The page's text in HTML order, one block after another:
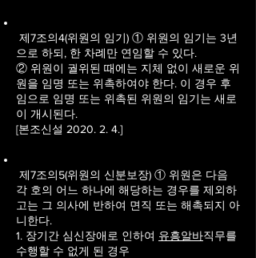
제7조의4(위원의 임기) ① 위원의 임기는 3년
으로 하되, 한 차례만 연임할 수 있다.
② 위원이 궐위된 때에는 지체 없이 새로운 위
원을 임명 또는 위촉하여야 한다. 이 경우 후
임으로 임명 또는 위촉된 위원의 임기는 새로
이 개시된다.
[본조신설 2020. 2. 4.]
제7조의5(위원의 신분보장) ① 위원은 다음
각 호의 어느 하나에 해당하는 경우를 제외하
고는 그 의사에 반하여 면직 또는 해촉되지 아
니한다.
1. 장기간 심신장애로 인하여 유흥알바직무를
수행할 수 없게 된 경우